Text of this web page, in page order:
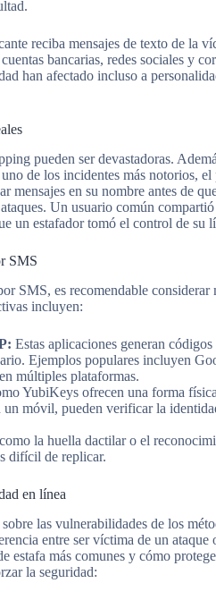
reciba mensajes de texto de la
bancarias, redes sociales y
han afectado incluso a
pueden ser devastadoras.
de los incidentes más notorios,
mensajes en su nombre antes de
Un usuario común
un estafador tomó el control de su
SMS
SMS, es recomendable considerar
incluyen:
Estas aplicaciones generan
Ejemplos populares incluyen
múltiples plataformas.
YubiKeys ofrecen una forma
móvil, pueden verificar la
la huella dactilar o el
difícil de replicar.
en línea
las vulnerabilidades de los
entre ser víctima de un ataque
estafa más comunes y cómo
la seguridad: